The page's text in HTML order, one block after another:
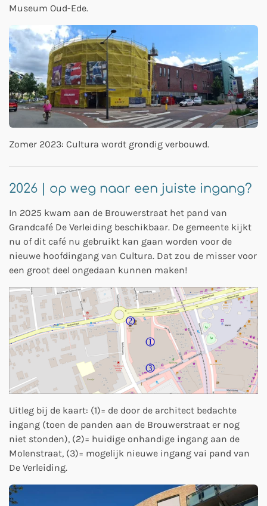
Museum Oud-Ede.
Zomer 2023: Cultura wordt grondig verbouwd.
2026 | op weg naar een juiste ingang?
In 2025 kwam aan de Brouwerstraat het pand van
Grandcafé De Verleiding beschikbaar. De gemeente kijkt
nu of dit café nu gebruikt kan gaan worden voor de
nieuwe hoofdingang van Cultura. Dat zou de misser voor
een groot deel ongedaan kunnen maken!
Uitleg bij de kaart: (1)= de door de architect bedachte
ingang (toen de panden aan de Brouwerstraat er nog
niet stonden), (2)= huidige onhandige ingang aan de
Molenstraat, (3)= mogelijk nieuwe ingang vai pand van
De Verleiding.